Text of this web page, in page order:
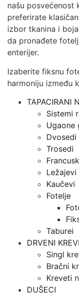
našu posvećenost
preferirate
izbor tkanina i
da pronađete
enterijer.
Izaberite fiksnu
harmoniju između
TAPACIRANI
Sistemi
Ugaone
Dvosedi
Trosedi
Ležajevi
Kaučevi
Fotelje
Taburei
DRVENI
Singl
Bračni
Kreveti
DUŠECI